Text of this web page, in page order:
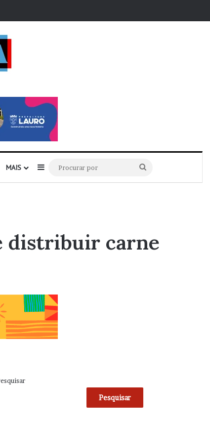
MAIS Barra Lateral
por
distribuir carne
Pesquisar